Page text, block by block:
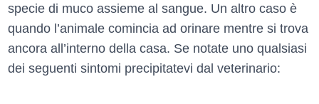
specie di muco assieme al sangue. Un altro caso è
quando l’animale comincia ad orinare mentre si trova
ancora all’interno della casa. Se notate uno qualsiasi
dei seguenti sintomi precipitatevi dal veterinario: